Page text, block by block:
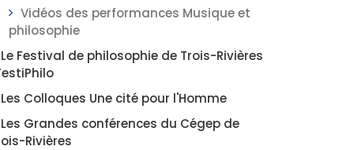
Vidéos des performances Musique et
philosophie
Le Festival de philosophie de Trois-Rivières
Les Colloques Une cité pour l'Homme
Les Grandes conférences du Cégep de
Rivières